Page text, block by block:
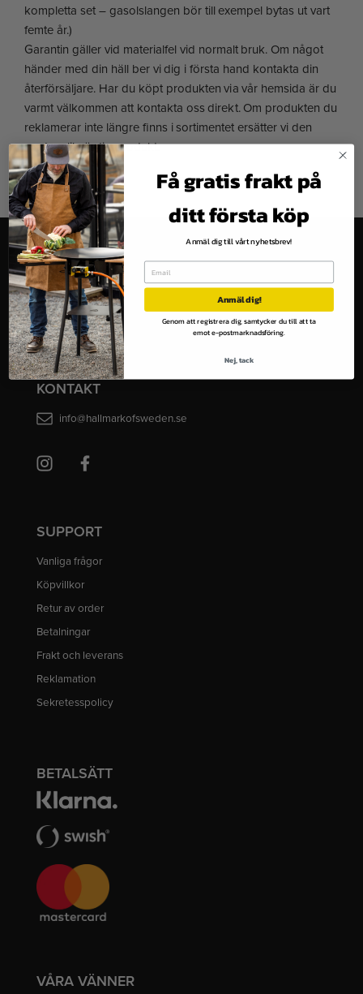
kompletta set – gasolslangen bör till exempel bytas ut vart
femte år.)
Garantin gäller vid materialfel vid normalt bruk. Om något
händer med din häll ber vi dig i första hand kontakta din
återförsäljare. Har du köpt produkten via vår hemsida är du
varmt välkommen att kontakta oss direkt. Om produkten du
reklamerar inte längre finns i sortimentet ersätter vi den
med en likvärdig produkt.
OM OSS
Upplev Hällmark
Företagsinformation
KONTAKT
info@hallmarkofsweden.se
SUPPORT
Vanliga frågor
Köpvillkor
Retur av order
Betalningar
Frakt och leverans
Reklamation
Sekretesspolicy
BETALSÄTT
VÅRA VÄNNER
Få gratis frakt på
ditt första köp
Anmäl dig till vårt nyhetsbrev!
Anmäl dig!
Genom att registrera dig, samtycker du till att ta
emot e-postmarknadsföring.
Nej, tack